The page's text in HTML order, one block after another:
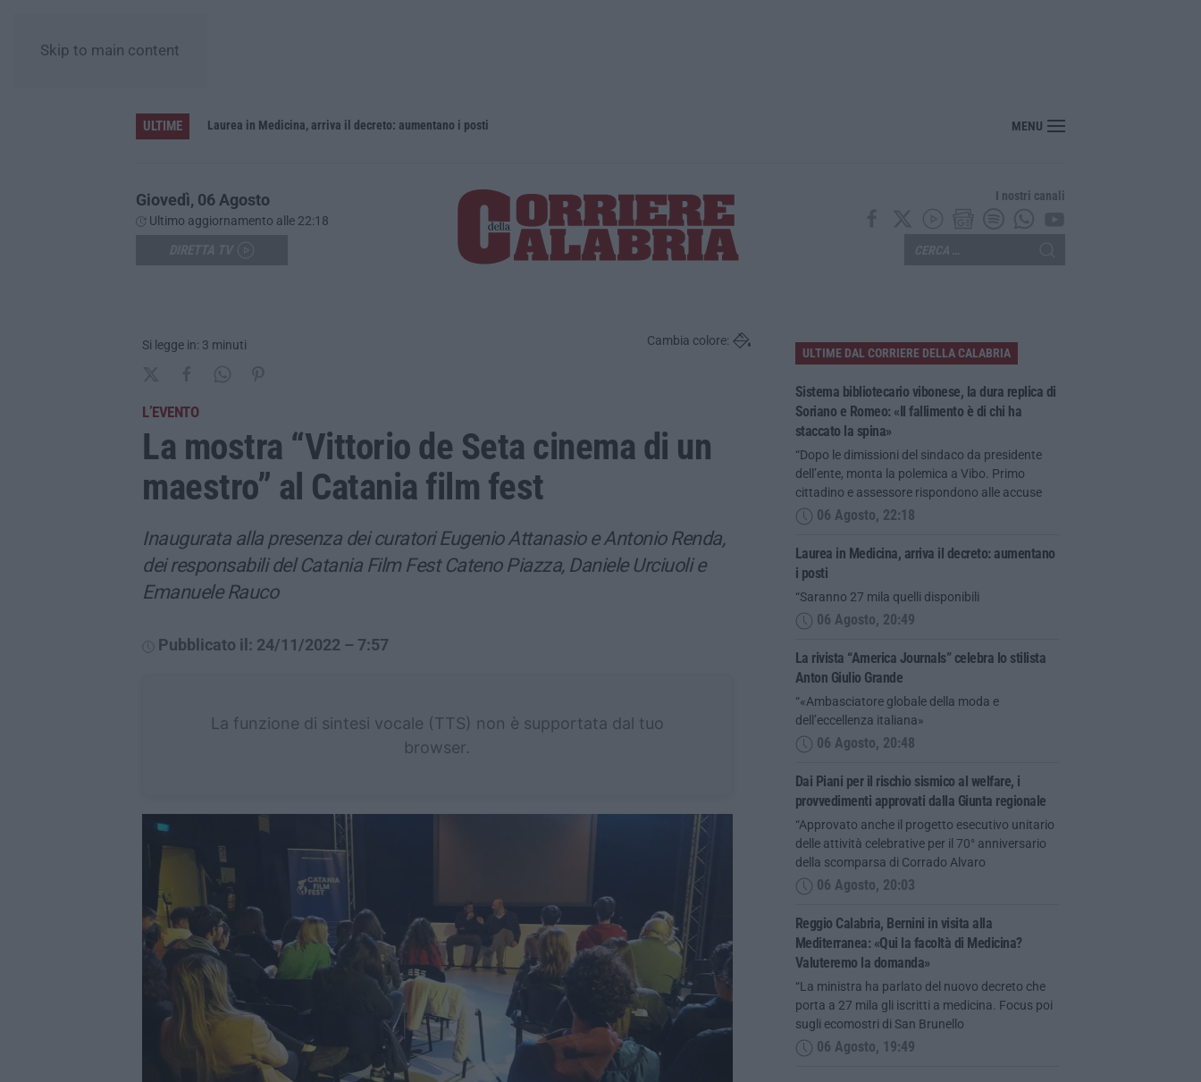
Skip to main content
ULTIME
Sistema bibliotecario vibonese, la dura replica di Soriano e Romeo: «Il fallimento è di chi ha staccato la spina» Laurea in Medicina, arriva il decreto: aumentano i posti La rivista “America Journals” celebra lo stilista Anton Giulio Grande
MENU
Giovedì, 06 Agosto
Ultimo aggiornamento alle 22:18
I nostri canali
Si legge in: 3 minuti Cambia colore:
L’EVENTO
La mostra “Vittorio de Seta cinema di un
maestro” al Catania film fest
Inaugurata alla presenza dei curatori Eugenio Attanasio e Antonio Renda,
dei responsabili del Catania Film Fest Cateno Piazza, Daniele Urciuoli e
Emanuele Rauco
Pubblicato il: 24/11/2022 – 7:57
La funzione di sintesi vocale (TTS) non è supportata dal tuo
browser.
ULTIME DAL CORRIERE DELLA CALABRIA
Sistema bibliotecario vibonese, la dura replica di
Soriano e Romeo: «Il fallimento è di chi ha
staccato la spina»
“Dopo le dimissioni del sindaco da presidente
dell’ente, monta la polemica a Vibo. Primo
cittadino e assessore rispondono alle accuse
06 Agosto, 22:18
Laurea in Medicina, arriva il decreto: aumentano
i posti
“Saranno 27 mila quelli disponibili
06 Agosto, 20:49
La rivista “America Journals” celebra lo stilista
Anton Giulio Grande
“«Ambasciatore globale della moda e
dell’eccellenza italiana»
06 Agosto, 20:48
Dai Piani per il rischio sismico al welfare, i
provvedimenti approvati dalla Giunta regionale
“Approvato anche il progetto esecutivo unitario
delle attività celebrative per il 70° anniversario
della scomparsa di Corrado Alvaro
06 Agosto, 20:03
Reggio Calabria, Bernini in visita alla
Mediterranea: «Qui la facoltà di Medicina?
Valuteremo la domanda»
“La ministra ha parlato del nuovo decreto che
porta a 27 mila gli iscritti a medicina. Focus poi
sugli ecomostri di San Brunello
06 Agosto, 19:49